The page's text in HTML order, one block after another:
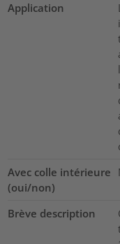
Application
Avec colle intérieure
(oui/non)
Brève description